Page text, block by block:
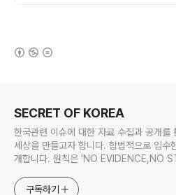
SECRET OF KOREA
한국관련 이슈에 대한 자료 수집과 공개를
세상을 만들고자 합니다. 합법적으로 입수
개합니다. 원칙은 'NO EVIDENCE,NO
jesim56@gmail.com, 안보일때는 구글리
구독하기